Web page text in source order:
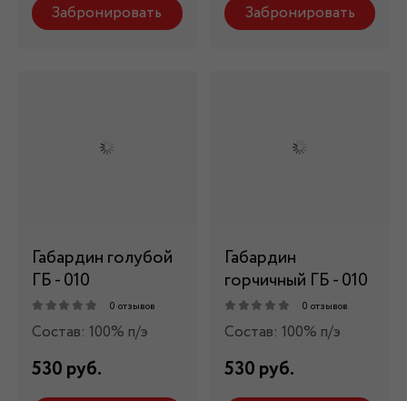
Забронировать Забронировать
Габардин голубой
ГБ - 010
0 отзывов
Состав: 100% п/э
530 руб.
Габардин
горчичный ГБ - 010
0 отзывов
Состав: 100% п/э
530 руб.